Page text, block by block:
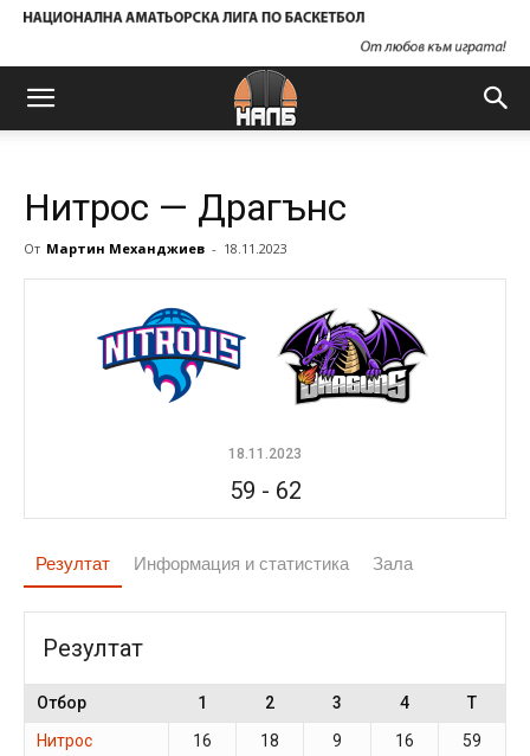
Нитрос — Драгънс
От Мартин Механджиев - 18.11.2023
18.11.2023
59 - 62
Резултат Информация и статистика Зала
Резултат
Отбор 1 2 3 4
T
Нитрос
16 18 9 16
59